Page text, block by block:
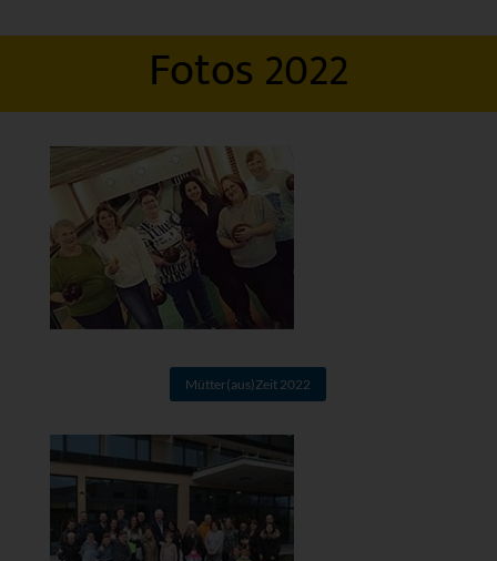
Fotos 2022
Mütter(aus)Zeit 2022